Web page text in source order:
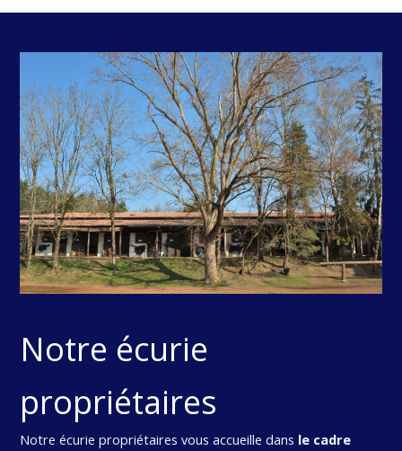
Notre écurie
propriétaires
Notre écurie propriétaires vous accueille dans le cadre